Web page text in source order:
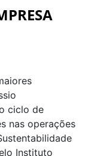
ciclo de
nas operações
Instituto